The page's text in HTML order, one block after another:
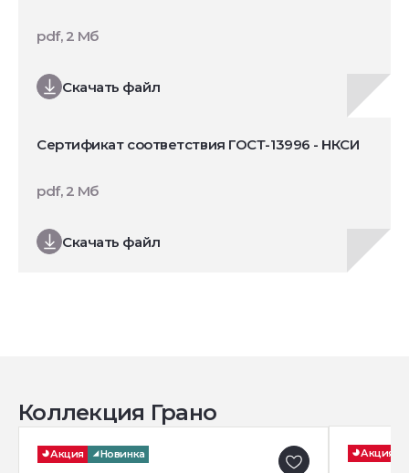
Скачать файл
pdf, 2 Мб
Сертификат соответствия ГОСТ-13996 - НКСИ
Скачать файл
pdf, 2 Мб
Коллекция Грано
Акция Новинка Акция